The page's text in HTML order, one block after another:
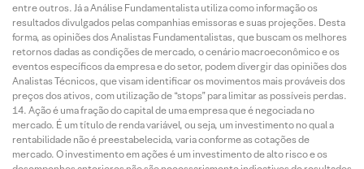
entre outros. Já a Análise Fundamentalista utiliza como informação os
resultados divulgados pelas companhias emissoras e suas projeções. Desta
forma, as opiniões dos Analistas Fundamentalistas, que buscam os melhores
retornos dadas as condições de mercado, o cenário macroeconômico e os
eventos específicos da empresa e do setor, podem divergir das opiniões dos
Analistas Técnicos, que visam identificar os movimentos mais prováveis dos
preços dos ativos, com utilização de “stops” para limitar as possíveis perdas.
Ação é uma fração do capital de uma empresa que é negociada no
mercado. É um título de renda variável, ou seja, um investimento no qual a
rentabilidade não é preestabelecida, varia conforme as cotações de
mercado. O investimento em ações é um investimento de alto risco e os